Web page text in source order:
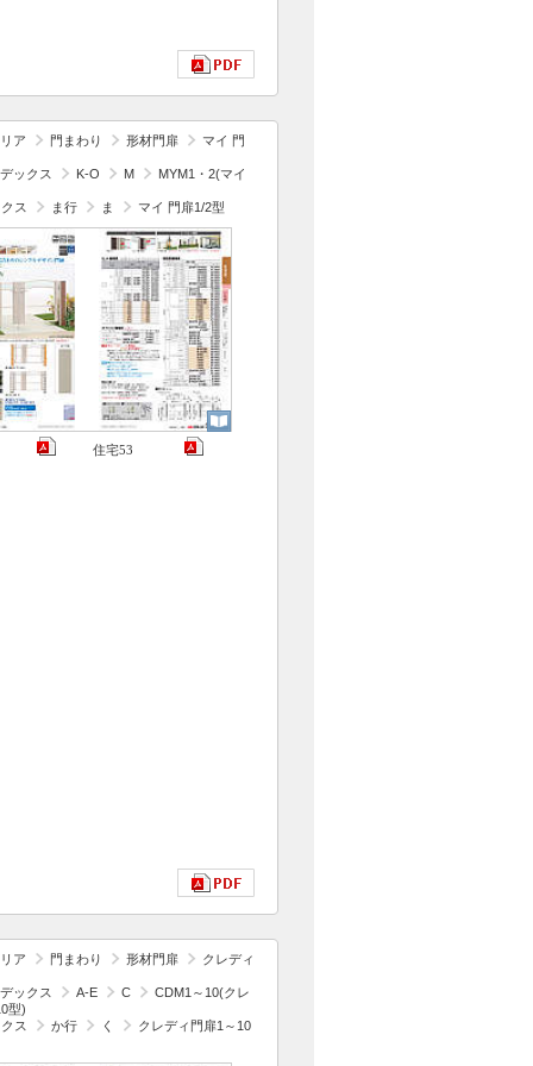
ア 門まわり 形材門扉 マイ 門
ックス K-O M MYM1・2(マイ
ス ま行 ま マイ 門扉1/2型
住宅53
ア 門まわり 形材門扉 クレディ
ックス A-E C
CDM1～10(クレ
型)
ス
か行 く クレディ門扉1～10